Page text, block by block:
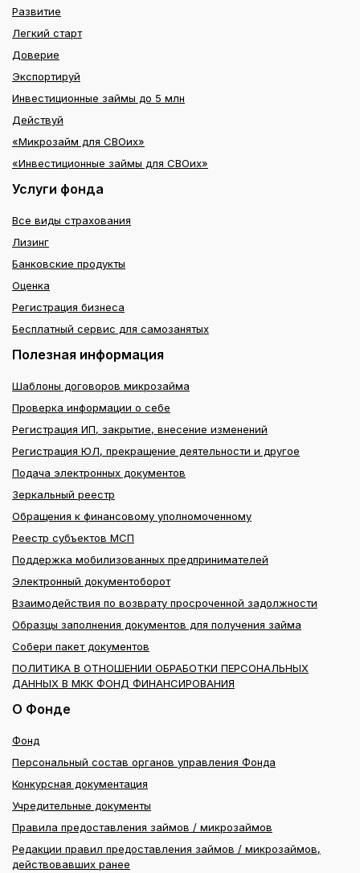
Развитие
Легкий старт
Доверие
Экспортируй
Инвестиционные займы до 5 млн
Действуй
«Микрозайм для СВОих»
«Инвестиционные займы для СВОих»
Услуги фонда
Все виды страхования
Лизинг
Банковские продукты
Оценка
Регистрация бизнеса
Бесплатный сервис для самозанятых
Полезная информация
Шаблоны договоров микрозайма
Проверка информации о себе
Регистрация ИП, закрытие, внесение изменений
Регистрация ЮЛ, прекращение деятельности и другое
Подача электронных документов
Зеркальный реестр
Обращения к финансовому уполномоченному
Реестр субъектов МСП
Поддержка мобилизованных предпринимателей
Электронный документоборот
Взаимодействия по возврату просроченной задолжности
Образцы заполнения документов для получения займа
Собери пакет документов
ПОЛИТИКА В ОТНОШЕНИИ ОБРАБОТКИ ПЕРСОНАЛЬНЫХ
ДАННЫХ В МКК ФОНД ФИНАНСИРОВАНИЯ
О Фонде
Фонд
Персональный состав органов управления Фонда
Конкурсная документация
Учредительные документы
Правила предоставления займов / микрозаймов
Редакции правил предоставления займов / микрозаймов,
действовавших ранее